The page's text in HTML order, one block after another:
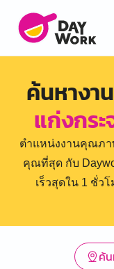
ค้นหางา
แก่งกระ
ตำแหน่งงานคุณภ
คุณที่สุด กับ
เร็วสุดใน 1 ชั่ว
ค้